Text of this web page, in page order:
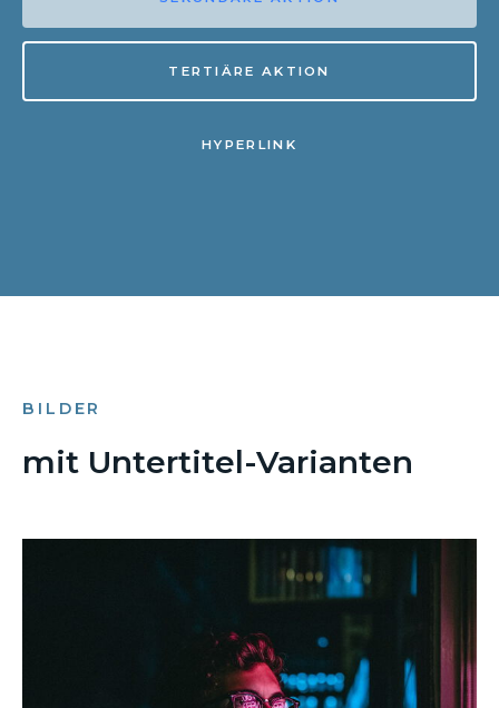
TERTIÄRE AKTION
HYPERLINK
BILDER
mit Untertitel-Varianten